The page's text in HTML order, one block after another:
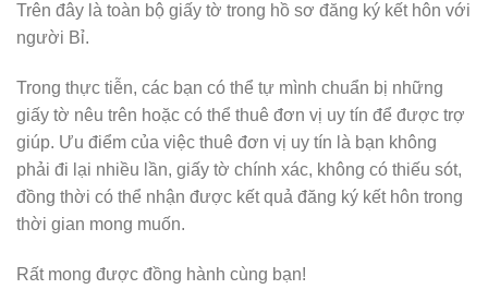
Trên đây là toàn bộ giấy tờ trong hồ sơ đăng ký kết hôn với
người Bỉ.
Trong thực tiễn, các bạn có thể tự mình chuẩn bị những
giấy tờ nêu trên hoặc có thể thuê đơn vị uy tín để được trợ
giúp. Ưu điểm của việc thuê đơn vị uy tín là bạn không
phải đi lại nhiều lần, giấy tờ chính xác, không có thiếu sót,
đồng thời có thể nhận được kết quả đăng ký kết hôn trong
thời gian mong muốn.
Rất mong được đồng hành cùng bạn!